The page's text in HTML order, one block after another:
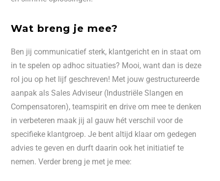
Wat breng je mee?
Ben jij communicatief sterk, klantgericht en in staat om
in te spelen op adhoc situaties? Mooi, want dan is deze
rol jou op het lijf geschreven! Met jouw gestructureerde
aanpak als Sales Adviseur (Industriële Slangen en
Compensatoren), teamspirit en drive om mee te denken
in verbeteren maak jij al gauw hét verschil voor de
specifieke klantgroep. Je bent altijd klaar om gedegen
advies te geven en durft daarin ook het initiatief te
nemen. Verder breng je met je mee: